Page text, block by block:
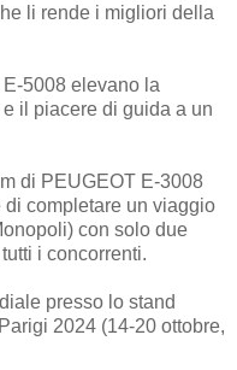
li rende i migliori della
5008 elevano la
il piacere di guida a un
di PEUGEOT E-3008
completare un viaggio
con solo due
i concorrenti.
presso lo stand
2024 (14-20 ottobre,